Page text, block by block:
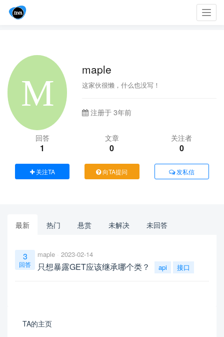
maple
这家伙很懒，什么也没写！
注册于 3年前
回答
1
文章
0
关注者
0
关注TA 向TA提问 发私信
最新 热门 悬赏 未解决 未回答
3
回答
maple 2023-02-14
只想暴露GET应该继承哪个类？ api 接口
TA的主页